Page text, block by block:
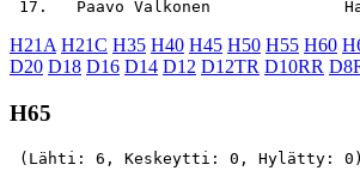
H21A H21C H35 H40 H45 H50 H55 H60
D20 D18 D16 D14 D12 D12TR D10RR
H65
(Lähti: 6, Keskeytti: 0, Hylätty: 0)